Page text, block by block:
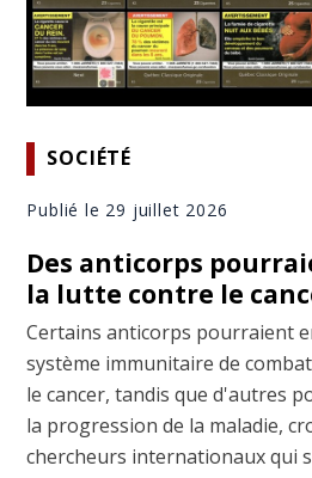
SOCIÉTÉ
Publié le 29 juillet 2026
Des anticorps
la lutte contre le
Certains anticorps pourraient
système immunitaire de
le cancer, tandis que d'autres
la progression de la maladie,
chercheurs internationaux qui